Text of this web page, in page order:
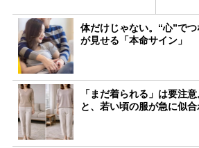
体だけじゃない。“心”で
が見せる「本命サイン」
「まだ着られる」は要注
と、若い頃の服が急に似